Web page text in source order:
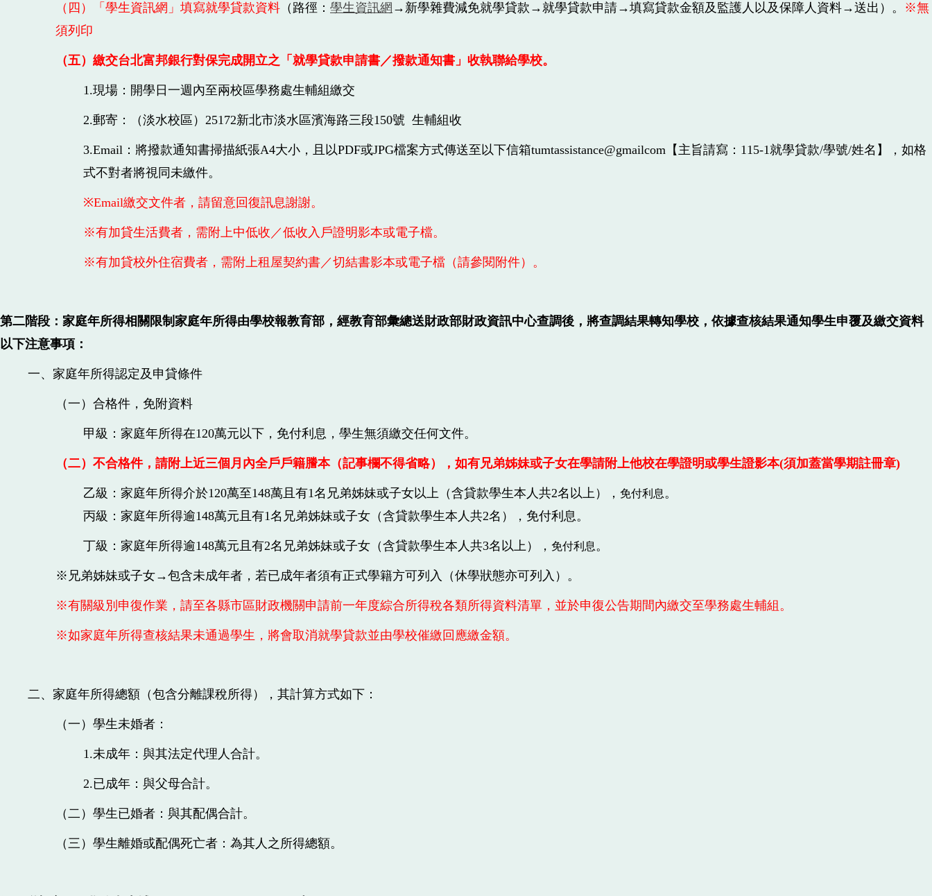
（四）「學生資訊網」填寫就學貸款資料 （路徑： 學生資訊網 →新學雜費減免就學貸款→就學貸款申請→填寫貸款金額及監護人以及保障人資料→送出）。 ※無
須列印
（五）繳交台北富邦銀行對保完成開立之「就學貸款申請書／撥款通知書」收執聯給學校。
1.現場：開學日一週內至兩校區學務處生輔組繳交
2.郵寄：（淡水校區）25172新北市淡水區濱海路三段150號 生輔組收
3.Email：將撥款通知書掃描紙張A4大小，且以PDF或JPG檔案方式傳送至以下信箱tumtassistance@gmailcom【主旨請寫：115-1就學貸款/學號/姓名】，如格
式不對者將視同未繳件。
※Email繳交文件者，請留意回復訊息謝謝。
※有加貸生活費者，需附上中低收／低收入戶證明影本或電子檔。
※有加貸校外住宿費者，需附上租屋契約書／切結書影本或電子檔（請參閱附件）。
第二階段：家庭年所得相關限制家庭年所得由學校報教育部，經教育部彙總送財政部財政資訊中心查調後，將查調結果轉知學校，依據查核結果通知學生申覆及繳交資料
以下注意事項：
一、家庭年所得認定及申貸條件
（一）合格件，免附資料
甲級：家庭年所得在120萬元以下，免付利息，學生無須繳交任何文件。
（二）不合格件， 請附上近三個月內全戶戶籍謄本（記事欄不得省略），如有兄弟姊妹或子女在學請附上他校在學證明或學生證影本(須加蓋當學期註冊章)
乙級：家庭年所得介於120萬至148萬且有1名兄弟姊妹或子女以上（含貸款學生本人共2名以上）， 免付利息。
丙級：家庭年所得逾148萬元且有1名兄弟姊妹或子女（含貸款學生本人共2名）
，免付利息。
丁級：家庭年所得逾148萬元且有2名兄弟姊妹或子女（含貸款學生本人共3名以上）， 免付利息。
※兄弟姊妹或子女→包含未成年者，若已成年者須有正式學籍方可列入（休學狀態亦可列入）。
※有關級別申復作業，請至各縣市區財政機關申請前一年度綜合所得稅各類所得資料清單，並於申復公告期間內繳交至學務處生輔組。
※如家庭年所得查核結果未通過學生，將會取消就學貸款並由學校催繳回應繳金額。
二、家庭年所得總額（包含分離課稅所得），其計算方式如下：
（一）學生未婚者：
1.未成年：與其法定代理人合計。
2.已成年：與父母合計。
（二）學生已婚者：與其配偶合計。
（三）學生離婚或配偶死亡者：為其人之所得總額。